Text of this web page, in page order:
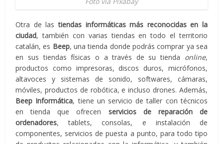
Otra de las tiendas informáticas más reconocidas en la
ciudad, también con varias tiendas en todo el territorio
catalán, es Beep, una tienda donde podrás comprar ya sea
en sus tiendas físicas o a través de su tienda online,
productos como impresoras, discos duros, micrófonos,
altavoces y sistemas de sonido, softwares, cámaras,
móviles, productos de robótica, e incluso drones. Además,
Beep Informática, tiene un servicio de taller con técnicos
en tienda que ofrecen servicios de reparación de
ordenadores, tablets, consolas, e instalación de
componentes, servicios de puesta a punto, para todo tipo